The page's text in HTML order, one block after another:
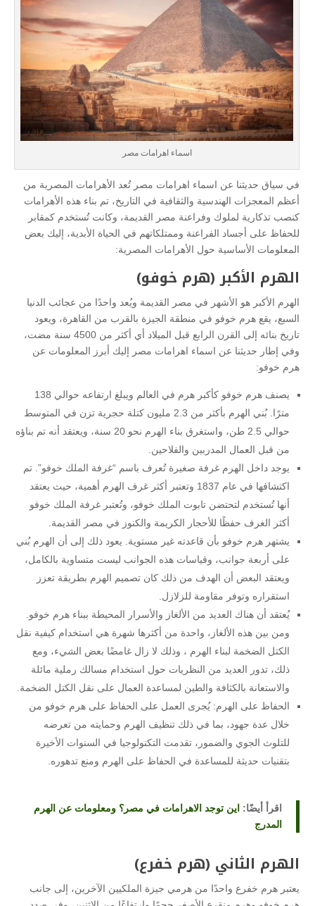
اسماء اهرامات مصر
في سياق حديثنا عن اسماء اهرامات مصر تُعد الأهرامات المصرية من
أعظم المعجزات الهندسية والثقافية في التاريخ، تم بناء هذه الأهرامات
كنصب تذكارية لملوك وفراعنة مصر القديمة، وكانت تُستخدم كمقابر
للحفاظ على أجساد الفراعنة وممتلكاتهم في الحياة الأبدية، إليك بعض
المعلومات الأساسية حول الأهرامات المصرية:
الهرم الأكبر (هرم خوفو)
الهرم الأكبر هو الأشهر في مصر القديمة ويُعد واحدًا من عجائب الدنيا
السبع، يقع هرم خوفو في منطقة الجيزة بالقرب من القاهرة، ويعود
تاريخ بنائه إلى القرن الرابع قبل الميلاد أي أكثر من 4500 سنة مضت،
وفي إطار حديثنا عن اسماء اهرامات مصر إليك أبرز المعلومات عن
هرم خوفو:
يصنف هرم خوفو كأكبر هرم في العالم ويبلغ ارتفاعه حوالي 138
مترًا. بُني الهرم بأكثر من 2.3 مليون كتلة حجرية تزن في المتوسط
حوالي 2.5 طن، واستغرق بناء الهرم نحو 20 سنة، ويعتقد أنه تم بناؤه
من قبل العمال المدربين والفلاحين.
يوجد داخل الهرم غرفة صغيرة تُعرف باسم “غرفة الملك خوفو”. تم
اكتشافها في عام 1837 وتعتبر أكثر غرف الهرم أهمية، حيث يعتقد
أنها تُستخدم لتحتضن تابوت الملك خوفو، وتُعتبر غرفة الملك خوفو
أكثر الغرف حفظًا للأحجار الكريمة والكنوز في مصر القديمة.
يشتهر هرم خوفو بأن قاعدته غير مستوية. يعود ذلك إلى أن الهرم بُني
على أربعة جوانب، وقياسات هذه الجوانب ليست متساوية بالكامل،
ويعتقد البعض أن الهدف من ذلك كان تصميم الهرم بطريقة تعزز
استقراره وتوفر مقاومة للزلازل.
يُعتقد أن هناك العديد من الألغاز والأسرار المحيطة ببناء هرم خوفو.
ومن بين هذه الألغاز، واحدة من أكثرها شهرة هي استخدام كيفية نقل
الكتل الضخمة لبناء الهرم ، وذلك لا زال غامضًا بعض الشيء، ومع
ذلك، تدور العديد من النظريات حول استخدام مسالك رملية مائلة
والاستعانة بالكثافة والطين لمساعدة العمال على نقل الكتل الضخمة.
الحفاظ على الهرم: يُجرى العمل على الحفاظ على هرم خوفو من
خلال عدة جهود، بما في ذلك تنظيف الهرم وحمايته من تعرضه
للتلوث الجوي والضمور، تقدمت التكنولوجيا في السنوات الأخيرة
بتقنيات حديثة للمساعدة في الحفاظ على الهرم ومنع تدهوره.
اقرأ أيضًا: اين توجد الاهرامات في مصر؟ ومعلومات عن الهرم
المدرج
الهرم الثاني (هرم خفرع)
يعتبر هرم خفرع واحدًا من هرمي جيزة الملكيين الآخرين، إلى جانب